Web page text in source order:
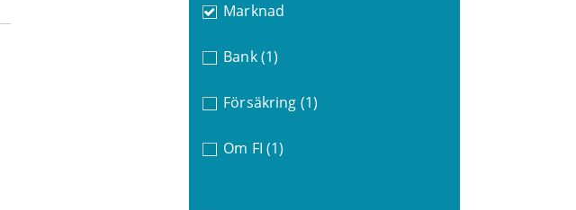
Marknad
Bank (1)
Försäkring (1)
Om FI (1)